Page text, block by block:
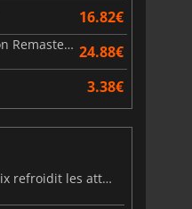
16.82€
Elder Scrolls 4 Oblivion Remastered 24.88€
3.38€
Steam Frame : une fuite sur le prix refroidit les attentes VR